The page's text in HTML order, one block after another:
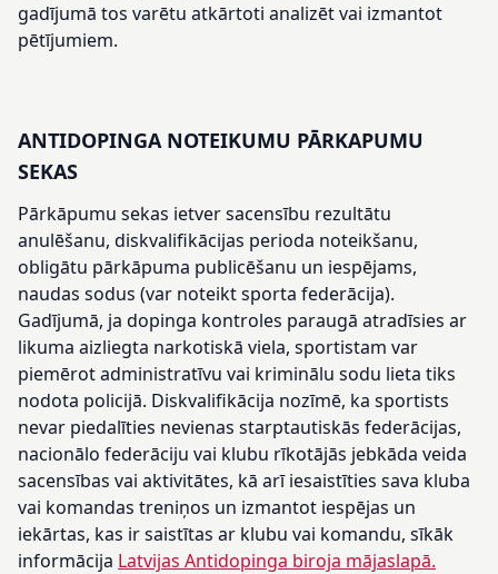
gadījumā tos varētu atkārtoti analizēt vai izmantot
pētījumiem.
ANTIDOPINGA NOTEIKUMU PĀRKAPUMU
SEKAS
Pārkāpumu sekas ietver sacensību rezultātu
anulēšanu, diskvalifikācijas perioda noteikšanu,
obligātu pārkāpuma publicēšanu un iespējams,
naudas sodus (var noteikt sporta federācija).
Gadījumā, ja dopinga kontroles paraugā atradīsies ar
likuma aizliegta narkotiskā viela, sportistam var
piemērot administratīvu vai kriminālu sodu lieta tiks
nodota policijā. Diskvalifikācija nozīmē, ka sportists
nevar piedalīties nevienas starptautiskās federācijas,
nacionālo federāciju vai klubu rīkotājās jebkāda veida
sacensības vai aktivitātes, kā arī iesaistīties sava kluba
vai komandas treniņos un izmantot iespējas un
iekārtas, kas ir saistītas ar klubu vai komandu, sīkāk
informācija Latvijas Antidopinga biroja mājaslapā.